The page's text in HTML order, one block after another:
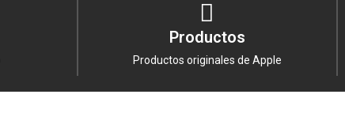
Productos
Productos originales de Apple